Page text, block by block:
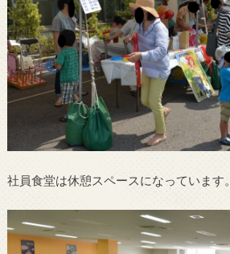
社員食堂は休憩スペースになっています。